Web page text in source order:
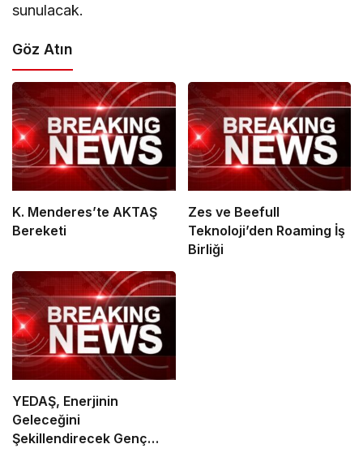
sunulacak.
Göz Atın
K. Menderes’te AKTAŞ
Bereketi
Zes ve Beefull
Teknoloji’den Roaming İş
Birliği
YEDAŞ, Enerjinin
Geleceğini
Şekillendirecek Genç